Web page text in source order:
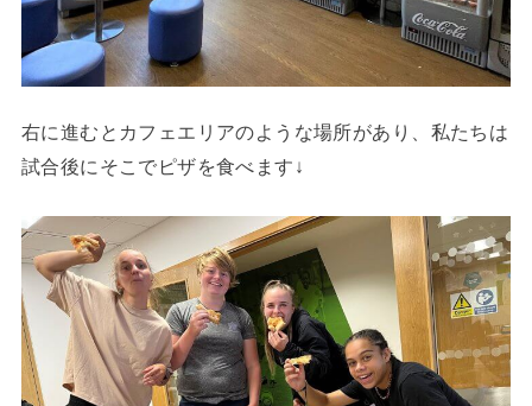
右に進むとカフェエリアのような場所があり、私たちは
試合後にそこでピザを食べます↓